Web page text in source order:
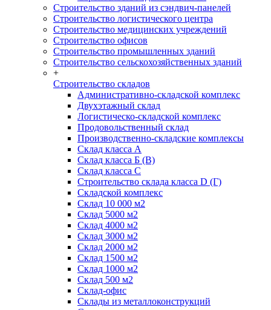
Строительство зданий из сэндвич-панелей
Строительство логистического центра
Строительство медицинских учреждений
Строительство офисов
Строительство промышленных зданий
Строительство сельскохозяйственных зданий
+
Строительство складов
Административно-складской комплекс
Двухэтажный склад
Логистическо-складской комплекс
Продовольственный склад
Производственно-складские комплексы
Склад класса А
Склад класса Б (B)
Склад класса С
Строительство склада класса D (Г)
Складской комплекс
Склад 10 000 м2
Склад 5000 м2
Склад 4000 м2
Склад 3000 м2
Склад 2000 м2
Склад 1500 м2
Склад 1000 м2
Склад 500 м2
Склад-офис
Склады из металлоконструкций